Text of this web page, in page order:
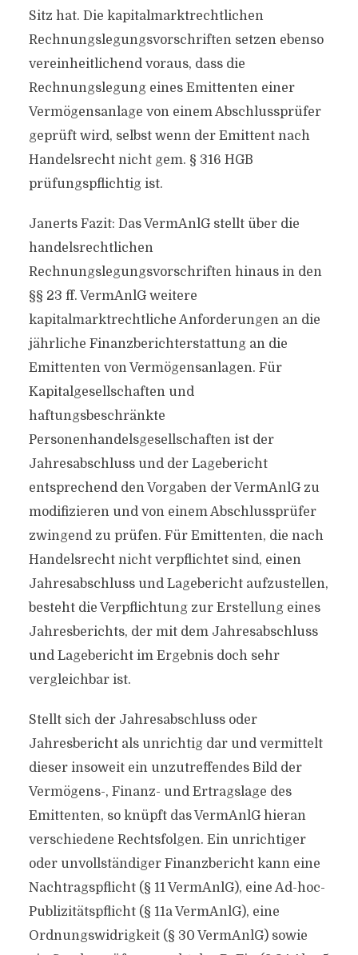
Sitz hat. Die kapitalmarktrechtlichen
Rechnungslegungsvorschriften setzen ebenso
vereinheitlichend voraus, dass die
Rechnungslegung eines Emittenten einer
Vermögensanlage von einem Abschlussprüfer
geprüft wird, selbst wenn der Emittent nach
Handelsrecht nicht gem. § 316 HGB
prüfungspflichtig ist.
Janerts Fazit: Das VermAnlG stellt über die
handelsrechtlichen
Rechnungslegungsvorschriften hinaus in den
§§ 23 ff. VermAnlG weitere
kapitalmarktrechtliche Anforderungen an die
jährliche Finanzberichterstattung an die
Emittenten von Vermögensanlagen. Für
Kapitalgesellschaften und
haftungsbeschränkte
Personenhandelsgesellschaften ist der
Jahresabschluss und der Lagebericht
entsprechend den Vorgaben der VermAnlG zu
modifizieren und von einem Abschlussprüfer
zwingend zu prüfen. Für Emittenten, die nach
Handelsrecht nicht verpflichtet sind, einen
Jahresabschluss und Lagebericht aufzustellen,
besteht die Verpflichtung zur Erstellung eines
Jahresberichts, der mit dem Jahresabschluss
und Lagebericht im Ergebnis doch sehr
vergleichbar ist.
Stellt sich der Jahresabschluss oder
Jahresbericht als unrichtig dar und vermittelt
dieser insoweit ein unzutreffendes Bild der
Vermögens-, Finanz- und Ertragslage des
Emittenten, so knüpft das VermAnlG hieran
verschiedene Rechtsfolgen. Ein unrichtiger
oder unvollständiger Finanzbericht kann eine
Nachtragspflicht (§ 11 VermAnlG), eine Ad-hoc-
Publizitätspflicht (§ 11a VermAnlG), eine
Ordnungswidrigkeit (§ 30 VermAnlG) sowie